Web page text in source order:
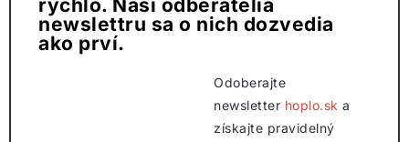
rýchlo. Naši odberatelia
newslettru sa o nich dozvedia
ako prví.
Odoberajte
newsletter hoplo.sk a
získajte pravidelný